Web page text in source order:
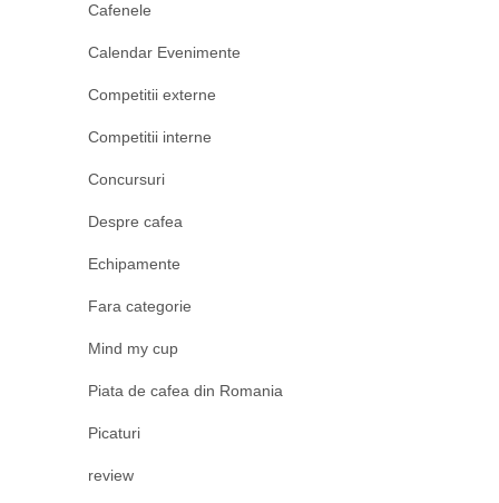
Cafenele
Calendar Evenimente
Competitii externe
Competitii interne
Concursuri
Despre cafea
Echipamente
Fara categorie
Mind my cup
Piata de cafea din Romania
Picaturi
review